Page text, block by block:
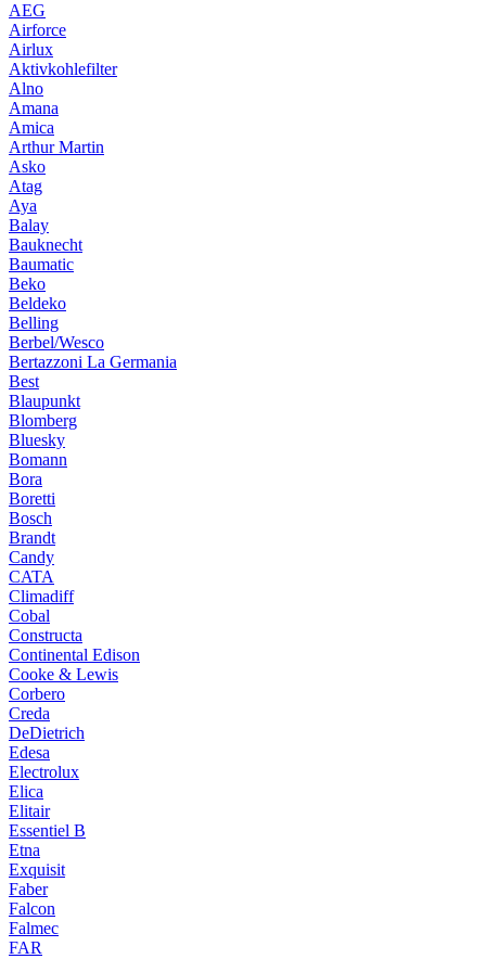
AEG
Airforce
Airlux
Aktivkohlefilter
Alno
Amana
Amica
Arthur Martin
Asko
Atag
Aya
Balay
Bauknecht
Baumatic
Beko
Beldeko
Belling
Berbel/Wesco
Bertazzoni La Germania
Best
Blaupunkt
Blomberg
Bluesky
Bomann
Bora
Boretti
Bosch
Brandt
Candy
CATA
Climadiff
Cobal
Constructa
Continental Edison
Cooke & Lewis
Corbero
Creda
DeDietrich
Edesa
Electrolux
Elica
Elitair
Essentiel B
Etna
Exquisit
Faber
Falcon
Falmec
FAR